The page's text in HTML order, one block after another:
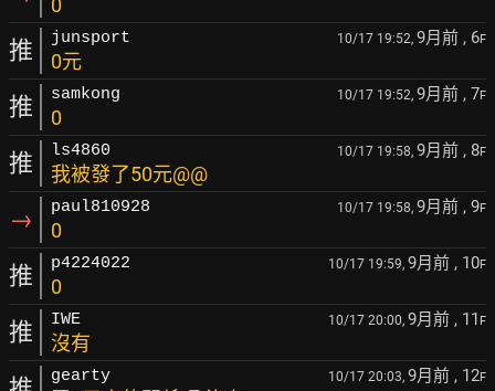
0
推 junsport 10/17 19:52, 9月前 , 6F
0元
推 samkong 10/17 19:52, 9月前 , 7F
0
推 ls4860 10/17 19:58, 9月前 , 8F
我被發了50元@@
→ paul810928 10/17 19:58, 9月前 , 9F
0
推 p4224022 10/17 19:59, 9月前 , 10F
0
推 IWE 10/17 20:00, 9月前 , 11 F
沒有
gearty 10/17 20:03, 9月前 , 12F